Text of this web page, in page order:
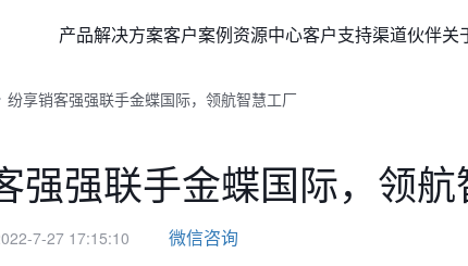
产品解决方案客户案例资源中心客户支持渠道伙伴关
纷享销客强强联手金蝶国际，领航智慧工厂
强强联手金蝶国际，领
7-27 17:15:10 微信咨询